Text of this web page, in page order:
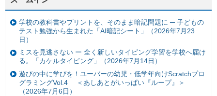
学校の教科書やプリントを、そのまま暗記問題に ─ 子どもの
テスト勉強から生まれた「AI暗記シート」（2026年7月23
日）
ミスを見逃さない ー 全く新しいタイピング学習を学校へ届け
る。「カケルタイピング」（2026年7月14日）
遊びの中に学びを！ユーバーの幼児・低学年向けScratchプロ
グラミングVol.4 ＜あしあとがいっぱい『ループ』＞
（2026年7月6日）